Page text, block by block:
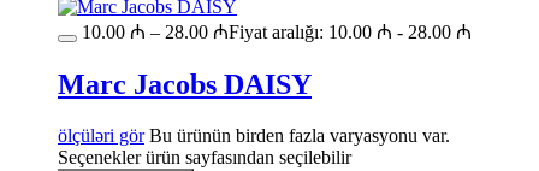
10.00 ₼ – 28.00 ₼Fiyat aralığı: 10.00 ₼ - 28.00 ₼
Marc Jacobs DAISY
ölçüləri gör Bu ürünün birden fazla varyasyonu var.
Seçenekler ürün sayfasından seçilebilir